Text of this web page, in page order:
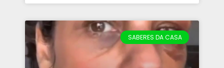
SABERES DA CASA